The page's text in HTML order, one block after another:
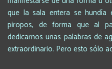
que la sala entera se hundía
piropos, de forma que al
dedicarnos unas palabras de
extraordinario. Pero esto sólo